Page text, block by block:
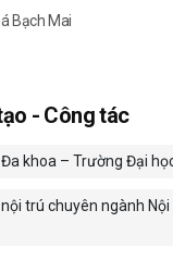
Bạch Mai
- Công tác
khoa – Trường Đại
trú chuyên ngành